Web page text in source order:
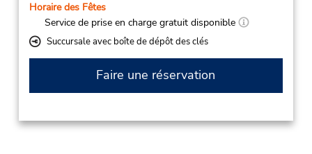
Horaire des Fêtes
Service de prise en charge gratuit disponible
Succursale avec boîte de dépôt des clés
Faire une réservation